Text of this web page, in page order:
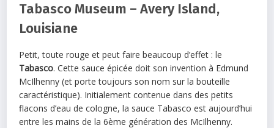
Tabasco Museum – Avery Island,
Louisiane
Petit, toute rouge et peut faire beaucoup d’effet : le
Tabasco. Cette sauce épicée doit son invention à Edmund
McIlhenny (et porte toujours son nom sur la bouteille
caractéristique). Initialement contenue dans des petits
flacons d’eau de cologne, la sauce Tabasco est aujourd’hui
entre les mains de la 6ème génération des McIlhenny.